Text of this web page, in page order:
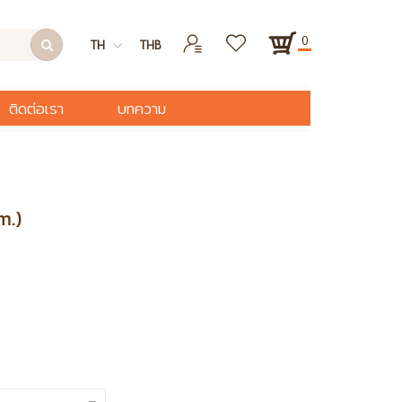
TH THB 0
ติดต่อเรา บทความ